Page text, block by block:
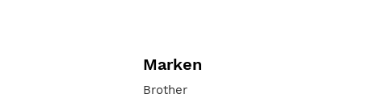
Marken
Brother